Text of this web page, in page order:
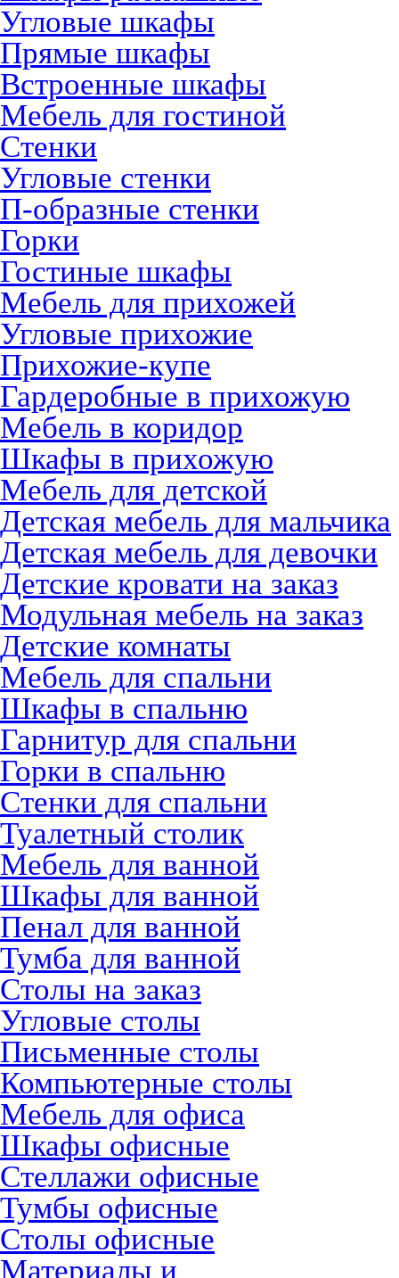
Угловые шкафы
Прямые шкафы
Встроенные шкафы
Мебель для гостиной
Стенки
Угловые стенки
П-образные стенки
Горки
Гостиные шкафы
Мебель для прихожей
Угловые прихожие
Прихожие-купе
Гардеробные в прихожую
Мебель в коридор
Шкафы в прихожую
Мебель для детской
Детская мебель для мальчика
Детская мебель для девочки
Детские кровати на заказ
Модульная мебель на заказ
Детские комнаты
Мебель для спальни
Шкафы в спальню
Гарнитур для спальни
Горки в спальню
Стенки для спальни
Туалетный столик
Мебель для ванной
Шкафы для ванной
Пенал для ванной
Тумба для ванной
Столы на заказ
Угловые столы
Письменные столы
Компьютерные столы
Мебель для офиса
Шкафы офисные
Стеллажи офисные
Тумбы офисные
Столы офисные
Материалы и